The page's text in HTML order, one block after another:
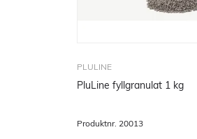
PLULINE
PluLine fyllgranulat 1 kg
Produktnr. 20013